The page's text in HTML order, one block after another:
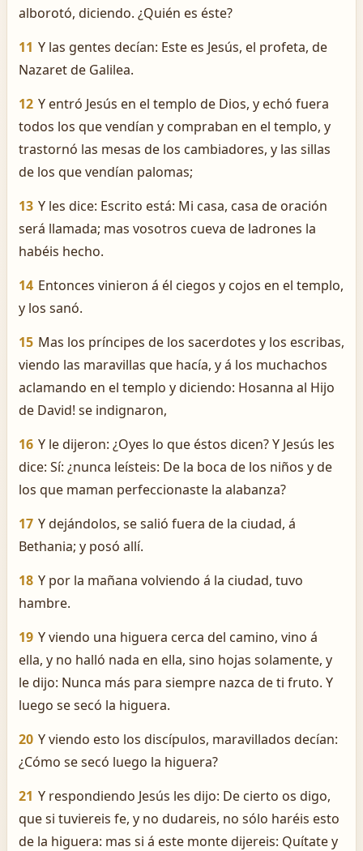
alborotó, diciendo. ¿Quién es éste?
11 Y las gentes decían: Este es Jesús, el profeta, de
Nazaret de Galilea.
12 Y entró Jesús en el templo de Dios, y echó fuera
todos los que vendían y compraban en el templo, y
trastornó las mesas de los cambiadores, y las sillas
de los que vendían palomas;
13 Y les dice: Escrito está: Mi casa, casa de oración
será llamada; mas vosotros cueva de ladrones la
habéis hecho.
14 Entonces vinieron á él ciegos y cojos en el templo,
y los sanó.
15 Mas los príncipes de los sacerdotes y los escribas,
viendo las maravillas que hacía, y á los muchachos
aclamando en el templo y diciendo: ­Hosanna al Hijo
de David! se indignaron,
16 Y le dijeron: ¿Oyes lo que éstos dicen? Y Jesús les
dice: Sí: ¿nunca leísteis: De la boca de los niños y de
los que maman perfeccionaste la alabanza?
17 Y dejándolos, se salió fuera de la ciudad, á
Bethania; y posó allí.
18 Y por la mañana volviendo á la ciudad, tuvo
hambre.
19 Y viendo una higuera cerca del camino, vino á
ella, y no halló nada en ella, sino hojas solamente, y
le dijo: Nunca más para siempre nazca de ti fruto. Y
luego se secó la higuera.
20 Y viendo esto los discípulos, maravillados decían:
¿Cómo se secó luego la higuera?
21 Y respondiendo Jesús les dijo: De cierto os digo,
que si tuviereis fe, y no dudareis, no sólo haréis esto
de la higuera: mas si á este monte dijereis: Quítate y